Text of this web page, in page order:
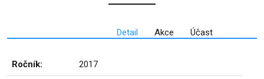
Detail Akce Účast
Ročník: 2017